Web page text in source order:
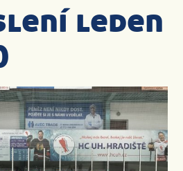
leden